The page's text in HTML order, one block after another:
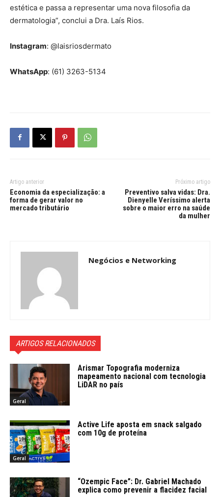
estética e passa a representar uma nova filosofia da
dermatologia”, conclui a Dra. Laís Rios.
Instagram: @laisriosdermato
WhatsApp: (61) 3263-5134
Artigo anterior
Economia da especialização: a
forma de gerar valor no
mercado tributário
Próximo artigo
Preventivo salva vidas: Dra.
Dienyelle Veríssimo alerta
sobre o maior erro na saúde
da mulher
Negócios e Networking
ARTIGOS RELACIONADOS
Geral
Arismar Topografia moderniza
mapeamento nacional com tecnologia
LiDAR no país
Geral
Active Life aposta em snack salgado
com 10g de proteína
“Ozempic Face”: Dr. Gabriel Machado
explica como prevenir a flacidez facial